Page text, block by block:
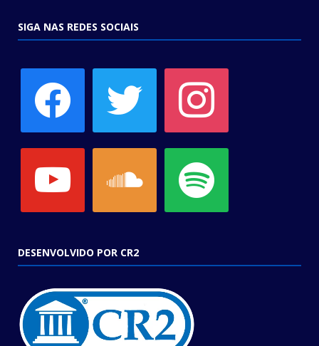
SIGA NAS REDES SOCIAIS
DESENVOLVIDO POR CR2